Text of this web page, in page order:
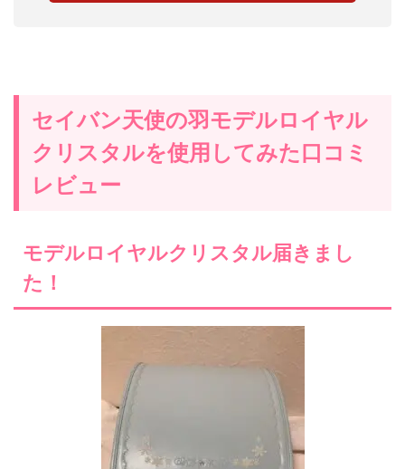
セイバン天使の羽モデルロイヤル
クリスタルを使用してみた口コミ
レビュー
モデルロイヤルクリスタル届きまし
た！